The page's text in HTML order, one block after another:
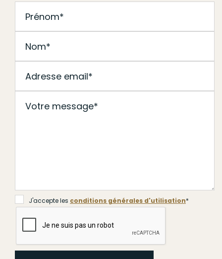
J'accepte les conditions générales d'utilisation*